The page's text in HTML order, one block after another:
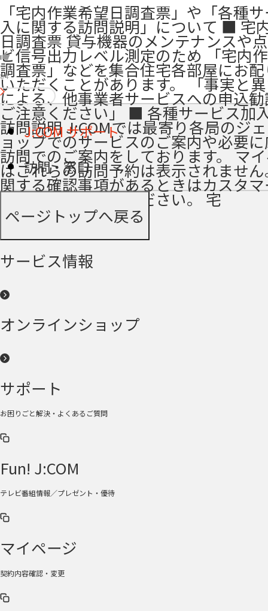
「宅内作業希望日調査票」や「各種
入に関する訪問説明」について ■ 宅
日調査票 貸与機器のメンテナンスや
ビ信号出力レベル測定のため 「宅内
調査票」などを集合住宅各部屋にお
いただくことがあります。 「事実と
による、他事業者サービスへの申込
ご注意ください」 ■ 各種サービス加
訪問説明 J:COMでは最寄り各局のジ
ョップでのサービスのご案内や必要
訪問でのご案内をしております。 マ
はこれらの訪問予約は表示されませ
関する確認事項があるときはカスタ
ーにお問い合わせください。 宅
84
J:COM サポート
訪問・窓口
ページトップへ戻る
サービス情報
オンラインショップ
サポート
お困りごと解決・よくあるご質問
Fun! J:COM
テレビ番組情報／プレゼント・優待
マイページ
契約内容確認・変更